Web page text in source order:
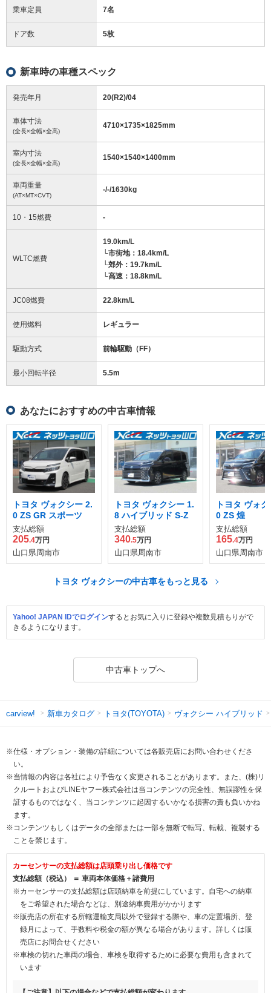
乗車定員 7名
ドア数 5枚
新車時の車種スペック
発売年月 20(R2)/04
車体寸法
(全長×全幅×全高)
4710×1735×1825mm
室内寸法
(全長×全幅×全高)
1540×1540×1400mm
車両重量
(AT×MT×CVT)
-/-/1630kg
10・15燃費 -
WLTC燃費
19.0km/L
└市街地：18.4km/L
└郊外：19.7km/L
└高速：18.8km/L
JC08燃費 22.8km/L
使用燃料 レギュラー
駆動方式 前輪駆動（FF）
最小回転半径 5.5m
あなたにおすすめの中古車情報
トヨタ ヴォクシー 2.
0 ZS GR スポーツ
支払総額
205.4万円
山口県周南市
トヨタ ヴォクシー 1.
8 ハイブリッド S-Z
支払総額
340.5万円
山口県周南市
トヨタ ヴォ
0 ZS 煌
支払総額
165.4万円
山口県周南市
トヨタ ヴォクシーの中古車をもっと見る
Yahoo! JAPAN IDでログインするとお気に入りに登録や複数見積もりがで
きるようになります。
中古車トップへ
carview! 新車カタログ トヨタ(TOYOTA) ヴォクシー ハイブリッド
※仕様・オプション・装備の詳細については各販売店にお問い合わせくださ
い。
※当情報の内容は各社により予告なく変更されることがあります。また、(株)リ
クルートおよびLINEヤフー株式会社は当コンテンツの完全性、無誤謬性を保
証するものではなく、当コンテンツに起因するいかなる損害の責も負いかね
ます。
※コンテンツもしくはデータの全部または一部を無断で転写、転載、複製する
ことを禁じます。
カーセンサーの支払総額は店頭乗り出し価格です
支払総額（税込） ＝ 車両本体価格＋諸費用
※カーセンサーの支払総額は店頭納車を前提にしています。自宅への納車
をご希望された場合などは、別途納車費用がかかります
※販売店の所在する所轄運輸支局以外で登録する際や、車の定置場所、登
録月によって、手数料や税金の額が異なる場合があります。詳しくは販
売店にお問合せください
※車検の切れた車両の場合、車検を取得するために必要な費用も含まれて
います